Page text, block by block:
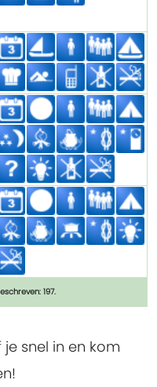
197.
snel in en kom